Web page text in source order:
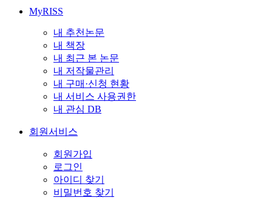
MyRISS
내 추천논문
내 책장
내 최근 본 논문
내 저작물관리
내 구매·신청 현황
내 서비스 사용권한
내 관심 DB
회원서비스
회원가입
로그인
아이디 찾기
비밀번호 찾기